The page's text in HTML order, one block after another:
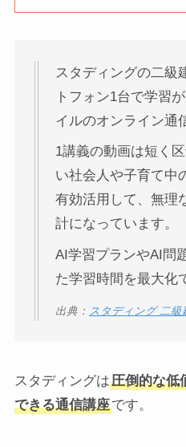
スタディングの二級
トフォン1台で学習
イルのオンライン通
1講義の動画は短く
い社会人や子育て中
有効活用して、無理
計になっています。
AI学習プランやAI問
た学習時間を最大化
出典： スタディング 二級
スタディングは圧倒的な低
できる通信講座です。